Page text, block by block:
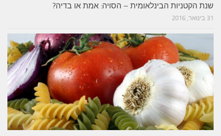
שנת הקטניות הבינלאומית – הסויה: אמת או בדיה?
31 בינואר, 2016